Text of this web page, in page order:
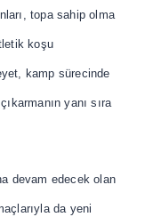
topa sahip olma
koşu
kamp sürecinde
yanı sıra
devam edecek olan
da yeni